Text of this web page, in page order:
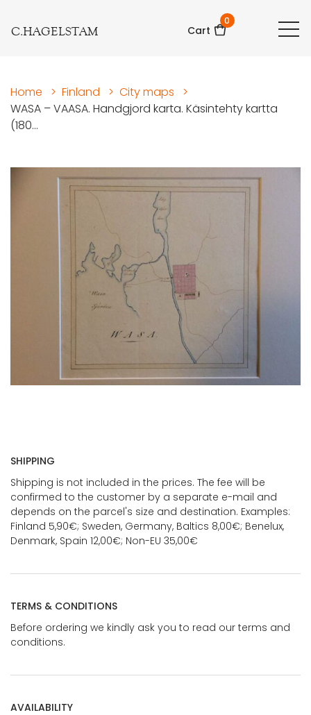
C.HAGELSTAM Cart
0
Home > Finland > City maps
>
WASA – VAASA. Handgjord karta. Käsintehty kartta
(180...
SHIPPING
Shipping is not included in the prices. The fee will be
confirmed to the customer by a separate e-mail and
depends on the parcel's size and destination. Examples:
Finland 5,90€; Sweden, Germany, Baltics 8,00€; Benelux,
Denmark, Spain 12,00€; Non-EU 35,00€
TERMS & CONDITIONS
Before ordering we kindly ask you to read our terms and
conditions.
AVAILABILITY